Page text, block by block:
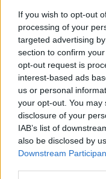
If you wish to opt-out
processing of your
targeted advertising
section to confirm
opt-out request is
interest-based ads
us or personal
your opt-out. You
disclosure of your
IAB’s list of
also be disclosed by
Downstream
Ministerstvo
akční plán
7.8.2026 10:53 (ČTK)
Diskuse: 8
2026–2030. Na
(OPŽP) alokovalo
z fondu částkou 8,6
zaměřených na
posilování odolnosti